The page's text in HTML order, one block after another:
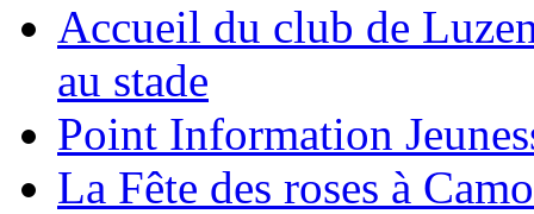
Accueil du club de
au stade
Point Information
La Fête des roses à